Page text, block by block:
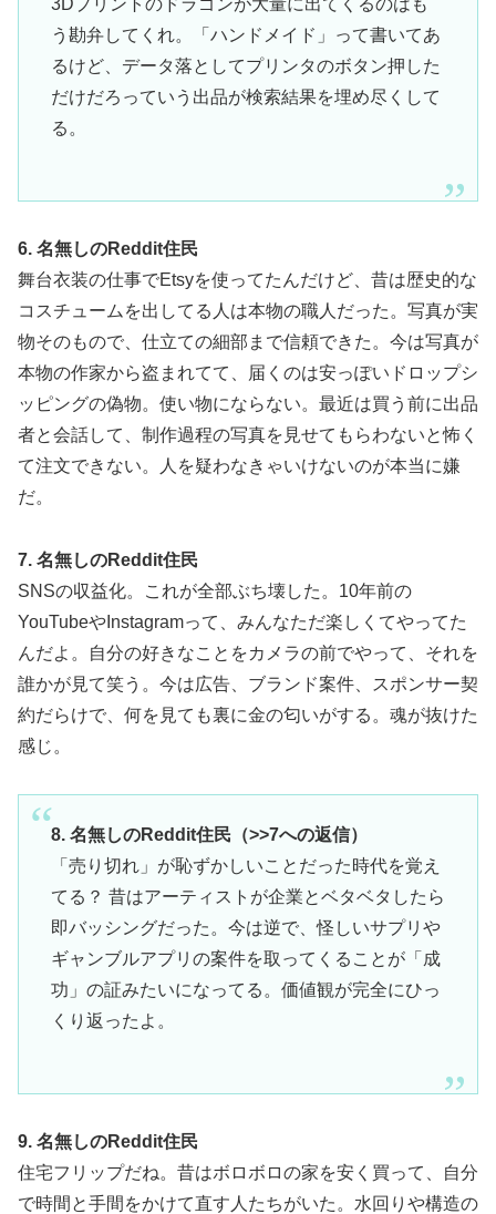
3Dプリントのドラゴンが大量に出てくるのはも
う勘弁してくれ。「ハンドメイド」って書いてあ
るけど、データ落としてプリンタのボタン押した
だけだろっていう出品が検索結果を埋め尽くして
る。
6. 名無しのReddit住民
舞台衣装の仕事でEtsyを使ってたんだけど、昔は歴史的な
コスチュームを出してる人は本物の職人だった。写真が実
物そのもので、仕立ての細部まで信頼できた。今は写真が
本物の作家から盗まれてて、届くのは安っぽいドロップシ
ッピングの偽物。使い物にならない。最近は買う前に出品
者と会話して、制作過程の写真を見せてもらわないと怖く
て注文できない。人を疑わなきゃいけないのが本当に嫌
だ。
7. 名無しのReddit住民
SNSの収益化。これが全部ぶち壊した。10年前の
YouTubeやInstagramって、みんなただ楽しくてやってた
んだよ。自分の好きなことをカメラの前でやって、それを
誰かが見て笑う。今は広告、ブランド案件、スポンサー契
約だらけで、何を見ても裏に金の匂いがする。魂が抜けた
感じ。
8. 名無しのReddit住民（>>7への返信）
「売り切れ」が恥ずかしいことだった時代を覚え
てる？ 昔はアーティストが企業とベタベタしたら
即バッシングだった。今は逆で、怪しいサプリや
ギャンブルアプリの案件を取ってくることが「成
功」の証みたいになってる。価値観が完全にひっ
くり返ったよ。
9. 名無しのReddit住民
住宅フリップだね。昔はボロボロの家を安く買って、自分
で時間と手間をかけて直す人たちがいた。水回りや構造の